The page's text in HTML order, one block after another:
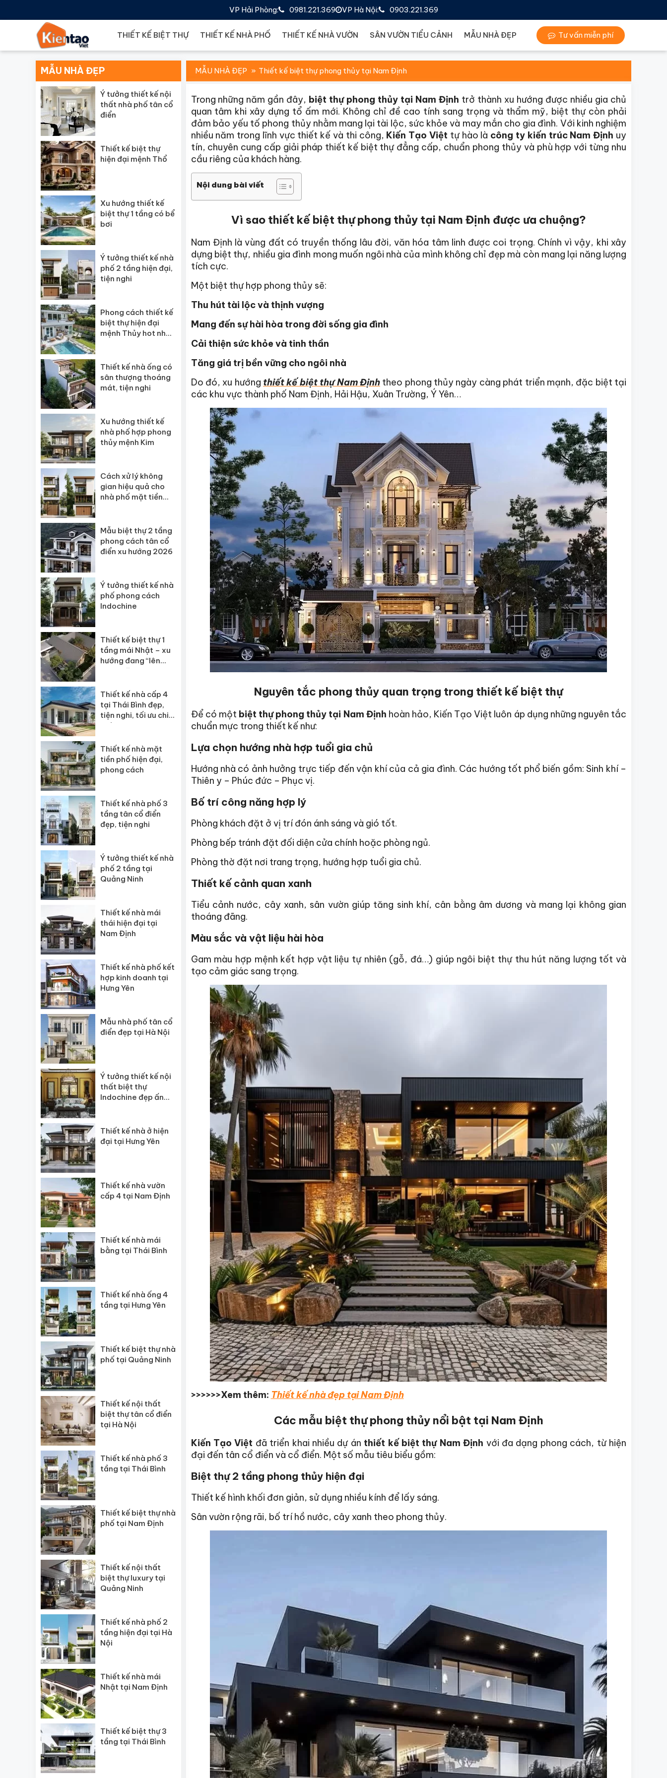
VP Hà Nội: 0903.221.369
VP Hải Phòng: 0981.221.369
THIẾT KẾ BIỆT THỰ THIẾT KẾ NHÀ PHỐ THIẾT KẾ NHÀ VƯỜN SÂN VƯỜN TIỂU CẢNH MẪU NHÀ ĐẸP Tư vấn miễn phí
MẪU NHÀ ĐẸP Thiết kế biệt thự phong thủy tại Nam Định
Trong những năm gần đây, biệt thự phong thủy tại Nam Định trở thành xu hướng được nhiều gia chủ
quan tâm khi xây dựng tổ ấm mới. Không chỉ đề cao tính sang trọng và thẩm mỹ, biệt thự còn phải
đảm bảo yếu tố phong thủy nhằm mang lại tài lộc, sức khỏe và may mắn cho gia đình. Với kinh nghiệm
nhiều năm trong lĩnh vực thiết kế và thi công, Kiến Tạo Việt tự hào là công ty kiến trúc Nam Định uy
tín, chuyên cung cấp giải pháp thiết kế biệt thự đẳng cấp, chuẩn phong thủy và phù hợp với từng nhu
cầu riêng của khách hàng.
Nội dung bài viết
Vì sao thiết kế biệt thự phong thủy tại Nam Định được ưa chuộng?
Nam Định là vùng đất có truyền thống lâu đời, văn hóa tâm linh được coi trọng. Chính vì vậy, khi xây
dựng biệt thự, nhiều gia đình mong muốn ngôi nhà của mình không chỉ đẹp mà còn mang lại năng lượng
tích cực.
Một biệt thự hợp phong thủy sẽ:
Thu hút tài lộc và thịnh vượng
Mang đến sự hài hòa trong đời sống gia đình
Cải thiện sức khỏe và tinh thần
Tăng giá trị bền vững cho ngôi nhà
Do đó, xu hướng thiết kế biệt thự Nam Địnhtheo phong thủy ngày càng phát triển mạnh, đặc biệt tại
các khu vực thành phố Nam Định, Hải Hậu, Xuân Trường, Ý Yên…
Nguyên tắc phong thủy quan trọng trong thiết kế biệt thự
Để có một biệt thự phong thủy tại Nam Định hoàn hảo, Kiến Tạo Việt luôn áp dụng những nguyên tắc
chuẩn mực trong thiết kế như:
Lựa chọn hướng nhà hợp tuổi gia chủ
Hướng nhà có ảnh hưởng trực tiếp đến vận khí của cả gia đình. Các hướng tốt phổ biến gồm: Sinh khí –
Thiên y – Phúc đức – Phục vị.
Bố trí công năng hợp lý
Phòng khách đặt ở vị trí đón ánh sáng và gió tốt.
Phòng bếp tránh đặt đối diện cửa chính hoặc phòng ngủ.
Phòng thờ đặt nơi trang trọng, hướng hợp tuổi gia chủ.
Thiết kế cảnh quan xanh
Tiểu cảnh nước, cây xanh, sân vườn giúp tăng sinh khí, cân bằng âm dương và mang lại không gian
thoáng đãng.
Màu sắc và vật liệu hài hòa
Gam màu hợp mệnh kết hợp vật liệu tự nhiên (gỗ, đá…) giúp ngôi biệt thự thu hút năng lượng tốt và
tạo cảm giác sang trọng.
>>>>>>Xem thêm: Thiết kế nhà đẹp tại Nam Định
Các mẫu biệt thự phong thủy nổi bật tại Nam Định
Kiến Tạo Việt đã triển khai nhiều dự án thiết kế biệt thự Nam Định với đa dạng phong cách, từ hiện
đại đến tân cổ điển và cổ điển. Một số mẫu tiêu biểu gồm:
Biệt thự 2 tầng phong thủy hiện đại
Thiết kế hình khối đơn giản, sử dụng nhiều kính để lấy sáng.
Sân vườn rộng rãi, bố trí hồ nước, cây xanh theo phong thủy.
MẪU NHÀ ĐẸP
Ý tưởng thiết kế nội
thất nhà phố tân cổ
điển
Thiết kế biệt thự
hiện đại mệnh Thổ
Xu hướng thiết kế
biệt thự 1 tầng có bể
bơi
Ý tưởng thiết kế nhà
phố 2 tầng hiện đại,
tiện nghi
Phong cách thiết kế
biệt thự hiện đại
mệnh Thủy hot nhất
Thiết kế nhà ống có
sân thượng thoáng
mát, tiện nghi
Xu hướng thiết kế
nhà phố hợp phong
thủy mệnh Kim
Cách xử lý không
gian hiệu quả cho
nhà phố mặt tiền
Mẫu biệt thự 2 tầng
phong cách tân cổ
điển xu hướng 2026
Ý tưởng thiết kế nhà
phố phong cách
Indochine
Thiết kế biệt thự 1
tầng mái Nhật – xu
hướng đang “lên
ngôi” năm 2026
Thiết kế nhà cấp 4
tại Thái Bình đẹp,
tiện nghi, tối ưu chi
phí
Thiết kế nhà mặt
tiền phố hiện đại,
phong cách
Thiết kế nhà phố 3
tầng tân cổ điển
đẹp, tiện nghi
Ý tưởng thiết kế nhà
phố 2 tầng tại
Quảng Ninh
Thiết kế nhà mái
thái hiện đại tại
Nam Định
Thiết kế nhà phố kết
hợp kinh doanh tại
Hưng Yên
Mẫu nhà phố tân cổ
điển đẹp tại Hà Nội
Ý tưởng thiết kế nội
thất biệt thự
Indochine đẹp ấn
Thiết kế nhà ở hiện
đại tại Hưng Yên
Thiết kế nhà vườn
cấp 4 tại Nam Định
Thiết kế nhà mái
bằng tại Thái Bình
Thiết kế nhà ống 4
tầng tại Hưng Yên
Thiết kế biệt thự nhà
phố tại Quảng Ninh
Thiết kế nội thất
biệt thự tân cổ điển
tại Hà Nội
Thiết kế nhà phố 3
tầng tại Thái Bình
Thiết kế biệt thự nhà
phố tại Nam Định
Thiết kế nội thất
biệt thự luxury tại
Quảng Ninh
Thiết kế nhà phố 2
tầng hiện đại tại Hà
Nội
Thiết kế nhà mái
Nhật tại Nam Định
Thiết kế biệt thự 3
tầng tại Thái Bình